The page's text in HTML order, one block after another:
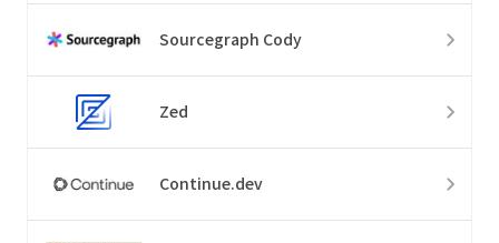
Sourcegraph Cody
Zed
Continue.dev